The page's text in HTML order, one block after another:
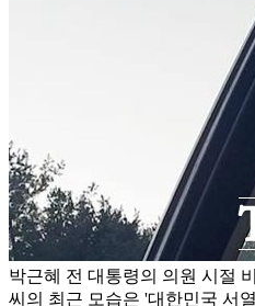
박근혜 전 대통령의 의원 시절
씨의 최근 모습은 '대한민국 서